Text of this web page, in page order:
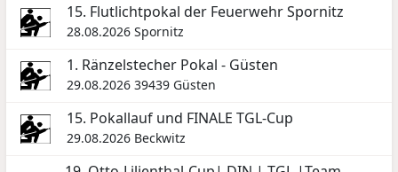
15. Flutlichtpokal der Feuerwehr Spornitz
28.08.2026 Spornitz
1. Ränzelstecher Pokal - Güsten
29.08.2026 39439 Güsten
15. Pokallauf und FINALE TGL-Cup
29.08.2026 Beckwitz